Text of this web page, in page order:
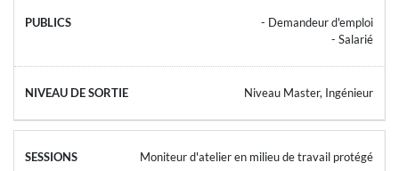
- Demandeur d'emploi
- Salarié
Niveau Master, Ingénieur
Moniteur d'atelier en milieu de travail protégé